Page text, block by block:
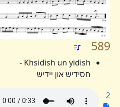
589
Khsidish un yidish -
חסידיש און יידיש